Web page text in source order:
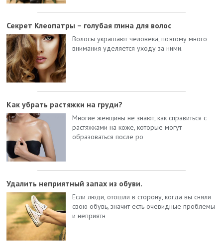
Секрет Клеопатры – голубая глина для волос
Волосы украшают человека, поэтому много
внимания уделяется уходу за ними.
Как убрать растяжки на груди?
Многие женщины не знают, как справиться с
растяжками на коже, которые могут
образоваться после ро
Удалить неприятный запах из обуви.
Если люди, отошли в сторону, когда вы сняли
свою обувь, значит есть очевидные проблемы
и неприятн